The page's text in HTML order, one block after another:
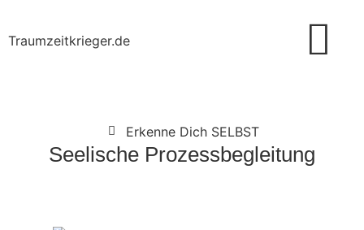
Traumzeitkrieger.de
Erkenne Dich SELBST
Seelische Prozessbegleitung